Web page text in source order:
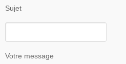
Sujet
Votre message